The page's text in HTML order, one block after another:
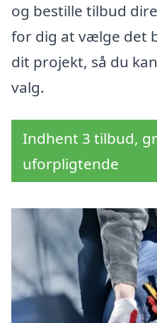
og bestille tilbud
for dig at vælge det
dit projekt, så du
valg.
Indhent 3 tilbud,
uforpligtende